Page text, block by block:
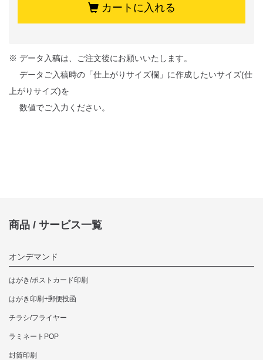
カートに入れる
※ データ入稿は、ご注文後にお願いいたします。
データご入稿時の「仕上がりサイズ欄」に作成したいサイズ(仕
上がりサイズ)を
数値でご入力ください。
商品 / サービス一覧
オンデマンド
はがき/ポストカード印刷
はがき印刷+郵便投函
チラシ/フライヤー
ラミネートPOP
封筒印刷